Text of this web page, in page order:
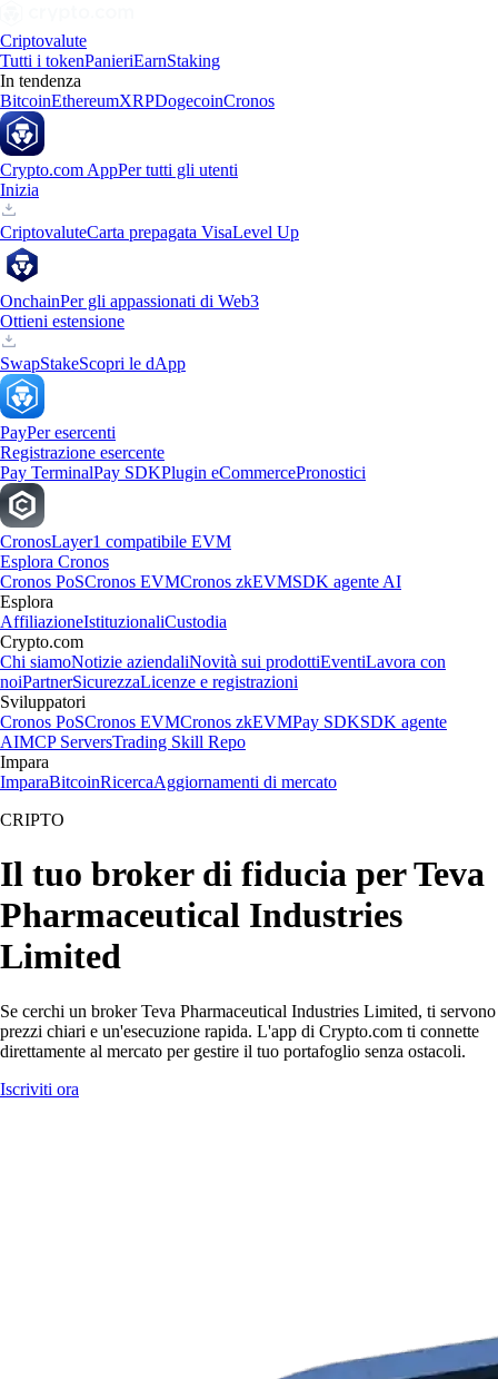
Criptovalute
Tutti i tokenPanieriEarnStaking
In tendenza
BitcoinEthereumXRPDogecoinCronos
Crypto.com AppPer tutti gli utenti
Inizia
CriptovaluteCarta prepagata VisaLevel Up
OnchainPer gli appassionati di Web3
Ottieni estensione
SwapStakeScopri le dApp
PayPer esercenti
Registrazione esercente
Pay TerminalPay SDKPlugin eCommercePronostici
CronosLayer1 compatibile EVM
Esplora Cronos
Cronos PoSCronos EVMCronos zkEVMSDK agente AI
Esplora
AffiliazioneIstituzionaliCustodia
Crypto.com
Chi siamoNotizie aziendaliNovità sui prodottiEventiLavora con
noiPartnerSicurezzaLicenze e registrazioni
Sviluppatori
Cronos PoSCronos EVMCronos zkEVMPay SDKSDK agente
AIMCP ServersTrading Skill Repo
Impara
ImparaBitcoinRicercaAggiornamenti di mercato
CRIPTO
Il tuo broker di fiducia per Teva
Pharmaceutical Industries
Limited
Se cerchi un broker Teva Pharmaceutical Industries Limited, ti servono
prezzi chiari e un'esecuzione rapida. L'app di Crypto.com ti connette
direttamente al mercato per gestire il tuo portafoglio senza ostacoli.
Iscriviti ora